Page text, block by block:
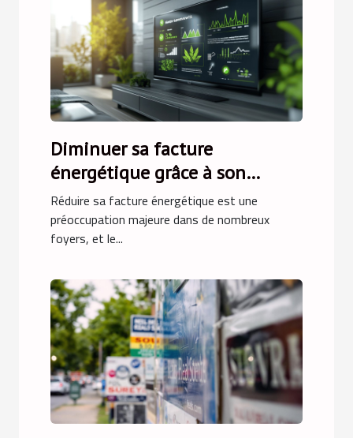
Diminuer sa facture
énergétique grâce à son
téléviseur
Réduire sa facture énergétique est une
préoccupation majeure dans de nombreux
foyers, et le...